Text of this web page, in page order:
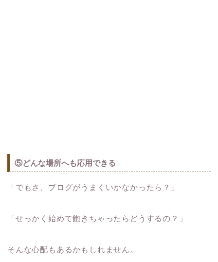
⑤どんな場所へも応用できる
「でもさ、ブログがうまくいかなかったら？」
「せっかく始めて飽きちゃったらどうするの？」
そんな心配もあるかもしれません。